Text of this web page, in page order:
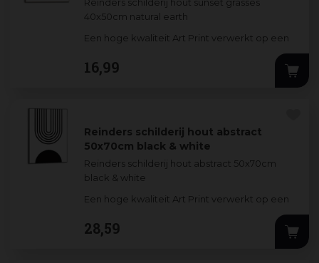
40x50cm natural earth
Een hoge kwaliteit Art Print verwerkt op een
3mm dik MDF-bord. De stijlvolle prints worden
omlijst d
16,99
Reinders schilderij hout abstract
50x70cm black & white
Reinders schilderij hout abstract 50x70cm
black & white
Een hoge kwaliteit Art Print verwerkt op een
3mm dik MDF-bord. De stijlvolle prints worden
omlijst door ee
28,59